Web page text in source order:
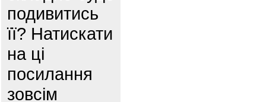
подивитись
її? Натискати
на ці
посилання
зовсім